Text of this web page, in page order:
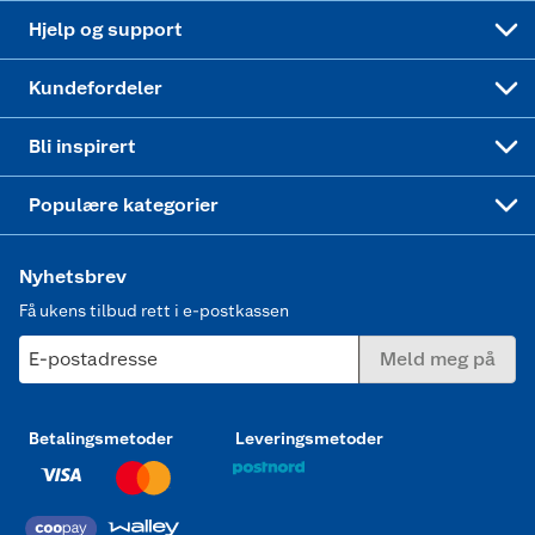
Hjelp og support
Kundefordeler
Bli inspirert
Populære kategorier
Nyhetsbrev
Få ukens tilbud rett i e-postkassen
E-postadresse Meld meg på
Betalingsmetoder Leveringsmetoder